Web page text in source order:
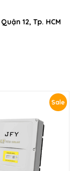
12, Tp. HCM
Sale